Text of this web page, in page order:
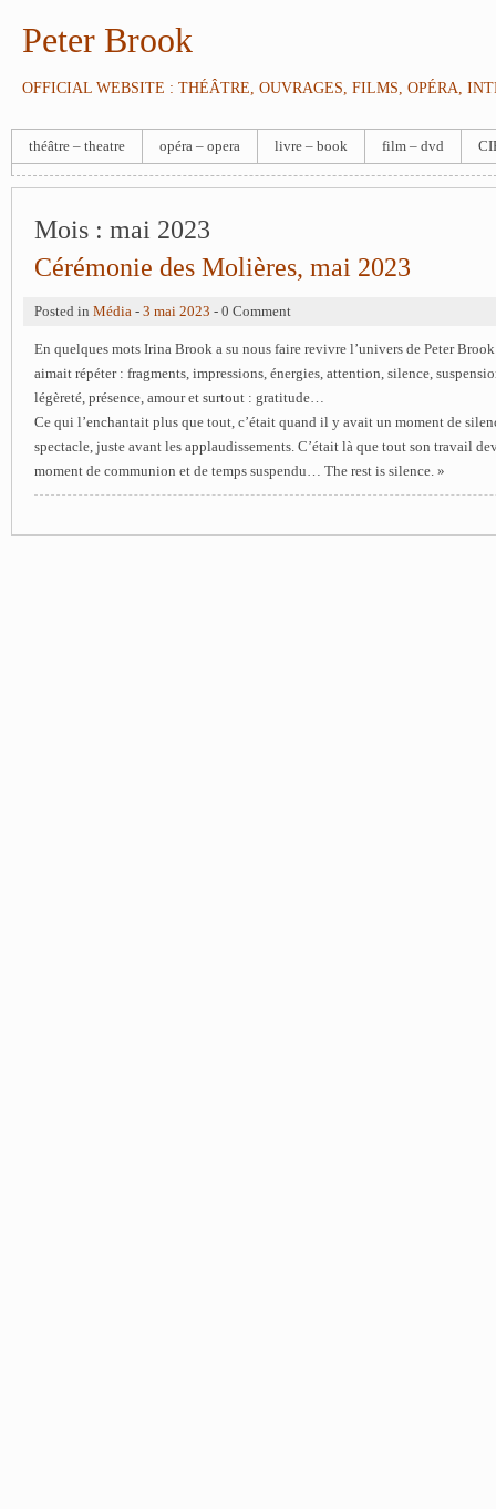
Peter Brook
OFFICIAL WEBSITE : THÉÂTRE, OUVRAGES, FILMS, OPÉRA,
théâtre – theatre opéra – opera livre – book film – dvd
Mois : mai 2023
Cérémonie des Molières, mai 2023
Posted in Média - 3 mai 2023 - 0 Comment
En quelques mots Irina Brook a su nous faire revivre l’univers de Peter
aimait répéter : fragments, impressions, énergies, attention, silence,
légèreté, présence, amour et surtout : gratitude…
Ce qui l’enchantait plus que tout, c’était quand il y avait un moment de
spectacle, juste avant les applaudissements. C’était là que tout son travail
moment de communion et de temps suspendu… The rest is silence. »